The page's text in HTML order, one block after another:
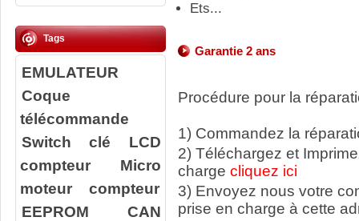
Tags
EMULATEUR
Coque
télécommande
Switch clé
LCD
compteur
Micro
moteur compteur
EEPROM
CAN
Ets...
Garantie 2 ans
Procédure pour la
1) Commandez la
2) Téléchargez et
charge cliquez ici
3) Envoyez nous votre
prise en charge à cette